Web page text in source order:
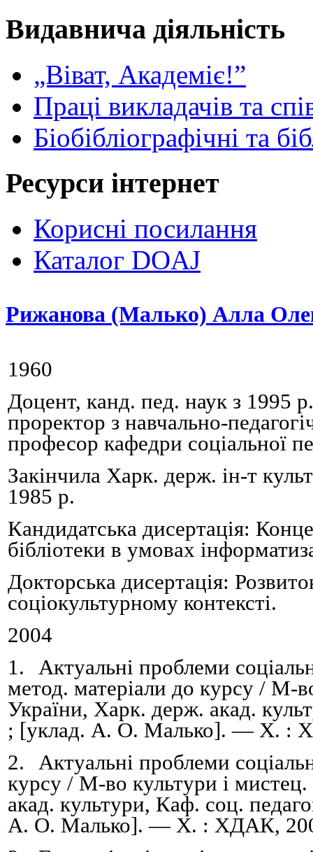
Видавнича діяльність
„Віват, Академіє!”
Праці викладачів та
Біобібліографічні та
Ресурси інтернет
Корисні посилання
Каталог DOAJ
Рижанова (Малько) Алла
1960
Доцент, канд. пед. наук з 1995
проректор з навчально-
професор кафедри соціальної
Закінчила Харк. держ. ін-т
1985 р.
Кандидатська дисертація:
бібліотеки в умовах
Докторська дисертація:
соціокультурному контексті.
2004
1.
Актуальні проблеми
метод. матеріали до курсу / М-
України, Харк. держ. акад.
; [уклад. А. О. Малько]. — Х. :
2.
Актуальні проблеми
курсу /М-во культури і
акад. культури, Каф. соц.
А. О. Малько]. — Х. : ХДАК,